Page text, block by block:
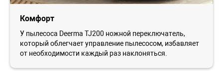
Комфорт
У пылесоса Deerma TJ200 ножной переключатель,
который облегчает управление пылесосом, избавляет
от необходимости каждый раз наклоняться.